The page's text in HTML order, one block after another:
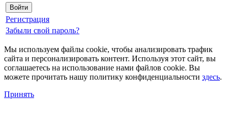
Регистрация
Забыли свой пароль?
Мы используем файлы cookie, чтобы анализировать трафик
сайта и персонализировать контент. Используя этот сайт, вы
соглашаетесь на использование нами файлов cookie. Вы
можете прочитать нашу политику конфиденциальности здесь.
Принять